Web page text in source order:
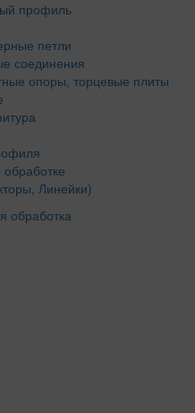
профиль
петли
соединения
опоры, торцевые плиты
Линейки)